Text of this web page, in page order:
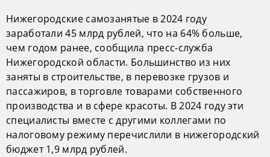
Нижегородские самозанятые в 2024 году
заработали 45 млрд рублей, что на 64% больше,
чем годом ранее, сообщила пресс-служба
Нижегородской области. Большинство из них
заняты в строительстве, в перевозке грузов и
пассажиров, в торговле товарами собственного
производства и в сфере красоты. В 2024 году эти
специалисты вместе с другими коллегами по
налоговому режиму перечислили в нижегородский
бюджет 1,9 млрд рублей.